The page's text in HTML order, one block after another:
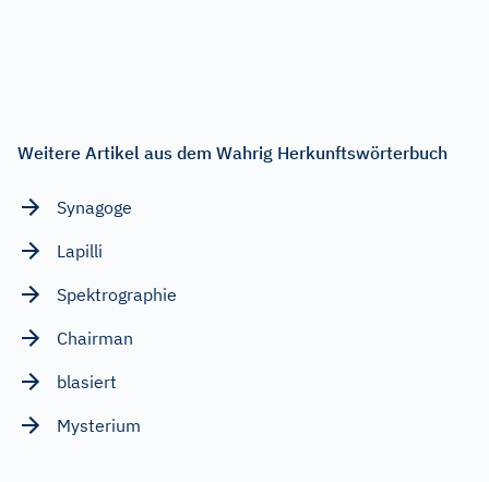
Weitere Artikel aus dem Wahrig Herkunftswörterbuch
Synagoge
Lapilli
Spektrographie
Chairman
blasiert
Mysterium